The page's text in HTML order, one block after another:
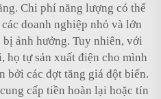
Chi phí năng lượng có thể
doanh nghiệp nhỏ và lớn
ảnh hưởng. Tuy nhiên, với
họ tự sản xuất điện cho mình
bởi các đợt tăng giá đột biến.
cấp tiền hoàn lại hoặc tín